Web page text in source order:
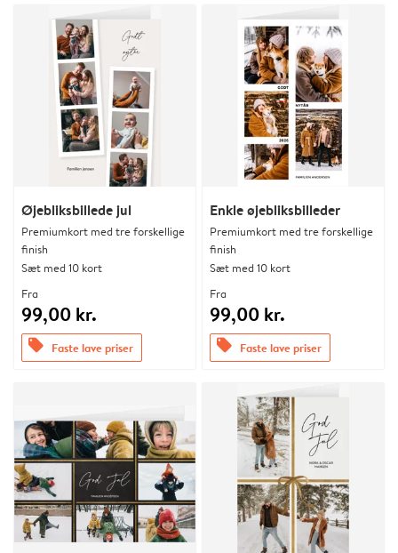
Øjebliksbillede jul
Premiumkort med tre forskellige
finish
Sæt med 10 kort
Fra
99,00 kr.
offers Faste lave priser
Enkle øjebliksbilleder
Premiumkort med tre forskellige
finish
Sæt med 10 kort
Fra
99,00 kr.
offers Faste lave priser